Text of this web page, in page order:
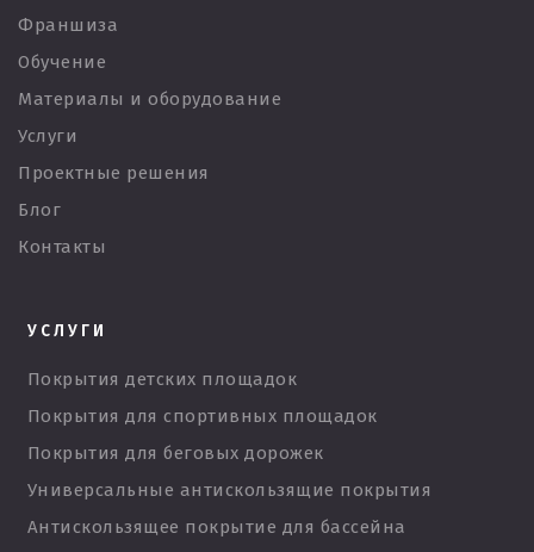
Франшиза
Обучение
Материалы и оборудование
Услуги
Проектные решения
Блог
Контакты
УСЛУГИ
Покрытия детских площадок
Покрытия для спортивных площадок
Покрытия для беговых дорожек
Универсальные антискользящие покрытия
Антискользящее покрытие для бассейна